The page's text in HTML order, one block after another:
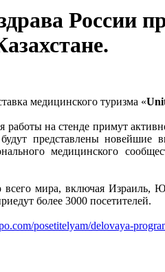
России
медицинского туризма «
на стенде примут
представлены новейшие
медицинского
всего мира, включая
более 3000 посетителей.
posetitelyam/delovaya-